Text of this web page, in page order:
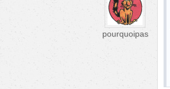
pourquoipas